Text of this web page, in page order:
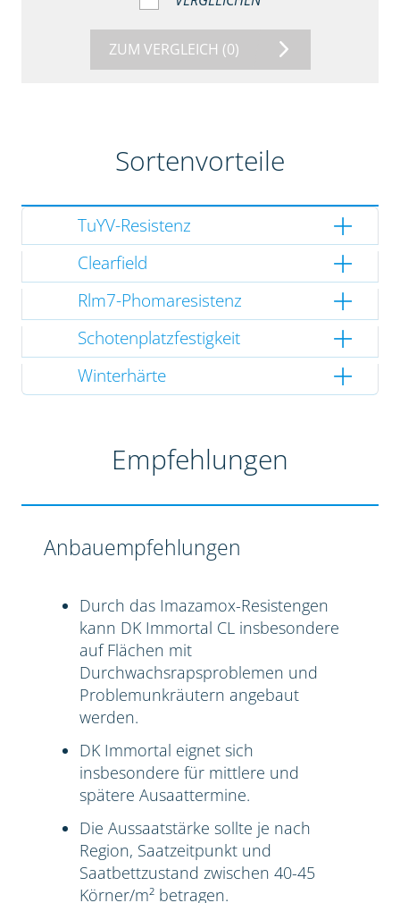
ZUM VERGLEICH (0)
Sortenvorteile
TuYV-Resistenz
Clearfield
Rlm7-Phomaresistenz
Schotenplatzfestigkeit
Winterhärte
Empfehlungen
Anbauempfehlungen
Durch das Imazamox-Resistengen
kann DK Immortal CL insbesondere
auf Flächen mit
Durchwachsrapsproblemen und
Problemunkräutern angebaut
werden.
DK Immortal eignet sich
insbesondere für mittlere und
spätere Ausaattermine.
Die Aussaatstärke sollte je nach
Region, Saatzeitpunkt und
Saatbettzustand zwischen 40-45
Körner/m² betragen.